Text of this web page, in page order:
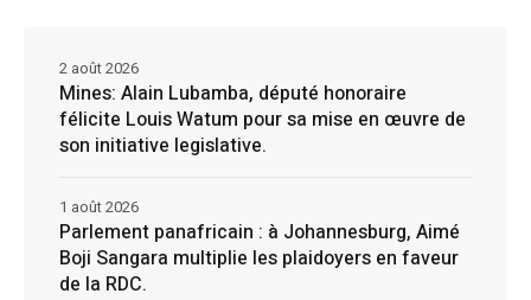
Mines: Alain Lubamba, député honoraire
félicite Louis Watum pour sa mise en œuvre de
son initiative legislative.
2 août 2026
Parlement panafricain : à Johannesburg, Aimé
Boji Sangara multiplie les plaidoyers en faveur
de la RDC.
1 août 2026